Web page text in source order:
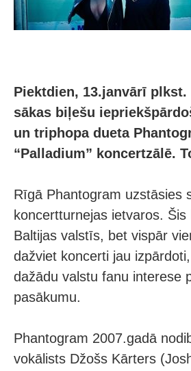
Piektdien, 13.janvārī
sākas biļešu
un triphopa dueta
“Palladium” koncertzālē.
Rīgā Phantogram uzstāsies
koncertturnejas ietvaros.
Baltijas valstīs, bet vispār
dažviet koncerti jau
dažādu valstu fanu interese
pasākumu.
Phantogram 2007.gadā
vokālists Džošs Kārters